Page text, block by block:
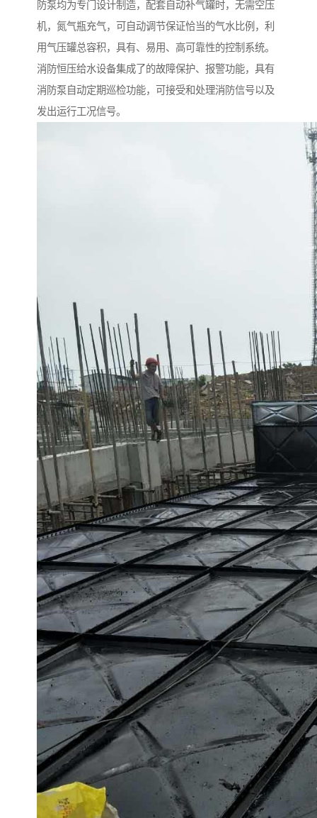
防泵均为专门设计制造，配套自动补气罐时，无需空压
机，氮气瓶充气，可自动调节保证恰当的气水比例，利
用气压罐总容积，具有、易用、高可靠性的控制系统。
消防恒压给水设备集成了的故障保护、报警功能，具有
消防泵自动定期巡检功能，可接受和处理消防信号以及
发出运行工况信号。